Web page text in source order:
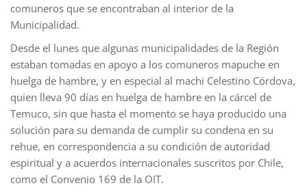
comuneros que se encontraban al interior de la
Municipalidad.
Desde el lunes que algunas municipalidades de la Región
estaban tomadas en apoyo a los comuneros mapuche en
huelga de hambre, y en especial al machi Celestino Córdova,
quien lleva 90 días en huelga de hambre en la cárcel de
Temuco, sin que hasta el momento se haya producido una
solución para su demanda de cumplir su condena en su
rehue, en correspondencia a su condición de autoridad
espiritual y a acuerdos internacionales suscritos por Chile,
como el Convenio 169 de la OIT.